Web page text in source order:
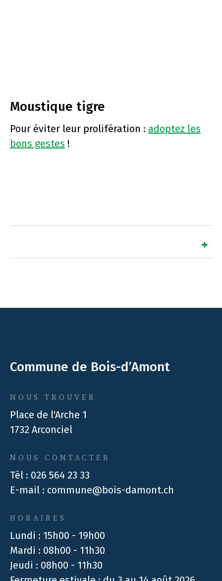
Moustique tigre
Pour éviter leur prolifération : adoptez les
bons gestes !
Commune de Bois-d’Amont
NOUS TROUVER
Place de l'Arche 1
1732 Arconciel
NOUS CONTACTER
Tél : 026 564 23 33
E-mail : commune@bois-damont.ch
HORAIRES
Lundi : 15h00 - 19h00
Mardi : 08h00 - 11h30
Jeudi : 08h00 - 11h30